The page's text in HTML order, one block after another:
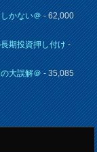
かない＠- 62,000
期投資押し付け-
大誤解＠- 35,085